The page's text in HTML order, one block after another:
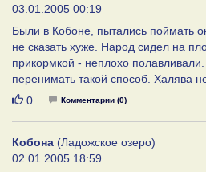
03.01.2005 00:19
Были в Кобоне, пытались поймать
не сказать хуже. Народ сидел на
прикормкой - неплохо
перенимать такой способ. Халява
Нравится
0 Комментарии (0)
Кобона (Ладожское озеро)
02.01.2005 18:59